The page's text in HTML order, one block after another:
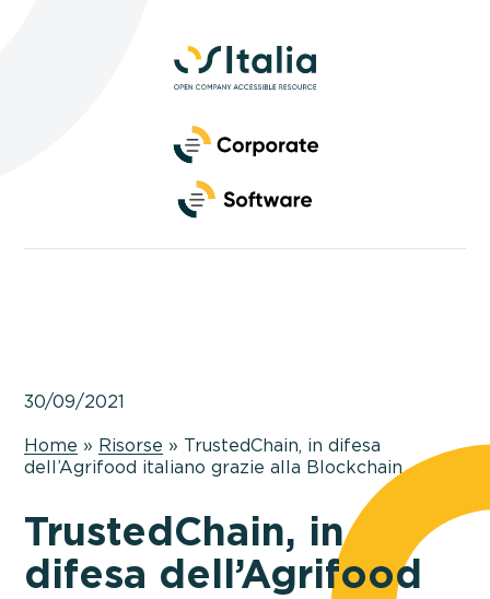
Navigation
Primary
30/09/2021
Home » Risorse » TrustedChain, in difesa
dell’Agrifood italiano grazie alla Blockchain
TrustedChain, in
difesa dell’Agrifood